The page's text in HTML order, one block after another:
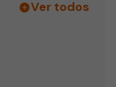
Ver todos